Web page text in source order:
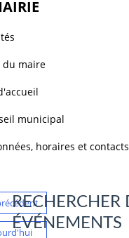
du maire
municipal
horaires et contacts
RECHERCHER
ÉVÉNEMENTS